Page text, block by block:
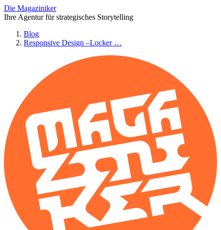
Die Magaziniker
Ihre Agentur für strategisches Storytelling
Blog
Responsive Design –Locker …